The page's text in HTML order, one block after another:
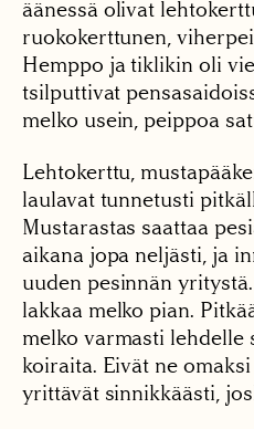
äänessä olivat
ruokokerttunen,
Hemppo ja tiklikin oli
tsilputtivat
melko usein, peippoa
Lehtokerttu,
laulavat tunnetusti
Mustarastas saattaa
aikana jopa neljästi, ja
uuden pesinnän
lakkaa melko pian.
melko varmasti lehdelle
koiraita. Eivät ne
yrittävät sinnikkäästi,